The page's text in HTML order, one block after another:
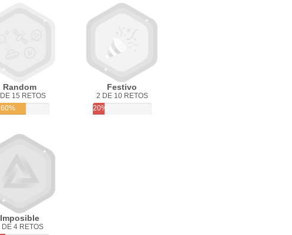
Random
15 RETOS
60%
Festivo
2 DE 10 RETOS
20%
Imposible
DE 4 RETOS